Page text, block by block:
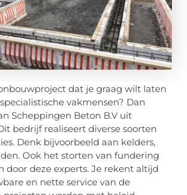
dat je graag wilt laten
vakmensen? Dan
Scheppingen Beton B.V uit
bedrijf realiseert diverse soorten
Denk bijvoorbeeld aan kelders,
Ook het storten van fundering
door deze experts. Je rekent altijd
en nette service van de